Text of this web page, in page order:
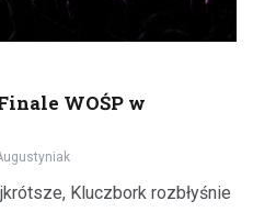
WOŚP w
Kluczbork rozbłyśnie